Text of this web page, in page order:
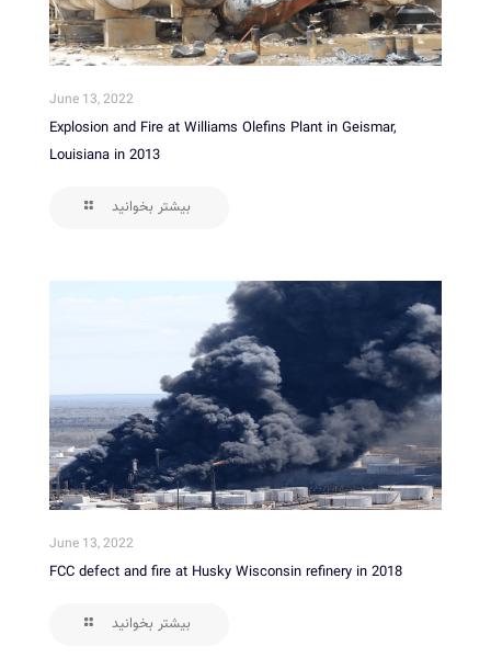
June 13, 2022
Explosion and Fire at Williams Olefins Plant in Geismar,
Louisiana in 2013
بیشتر بخوانید
June 13, 2022
FCC defect and fire at Husky Wisconsin refinery in 2018
بیشتر بخوانید